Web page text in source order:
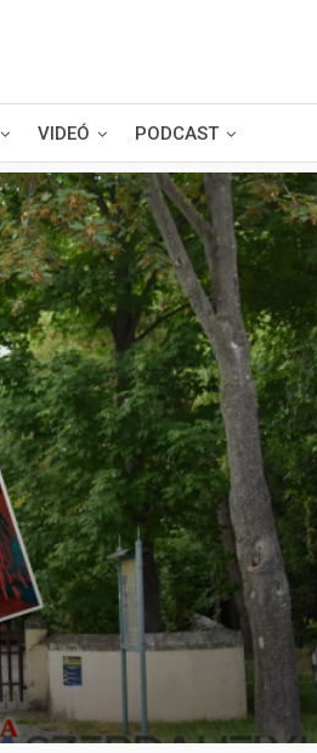
VIDEÓ PODCAST